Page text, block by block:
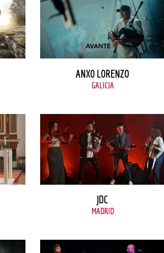
ANXO LORENZO
GALICIA
JDC
MADRID